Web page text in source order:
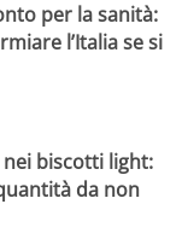
per la sanità:
l’Italia se si
biscotti light:
da non